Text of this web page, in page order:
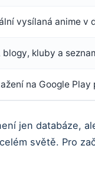
vysílaná anime v
blogy, kluby a
na Google
jen databáze,
světě. Pro